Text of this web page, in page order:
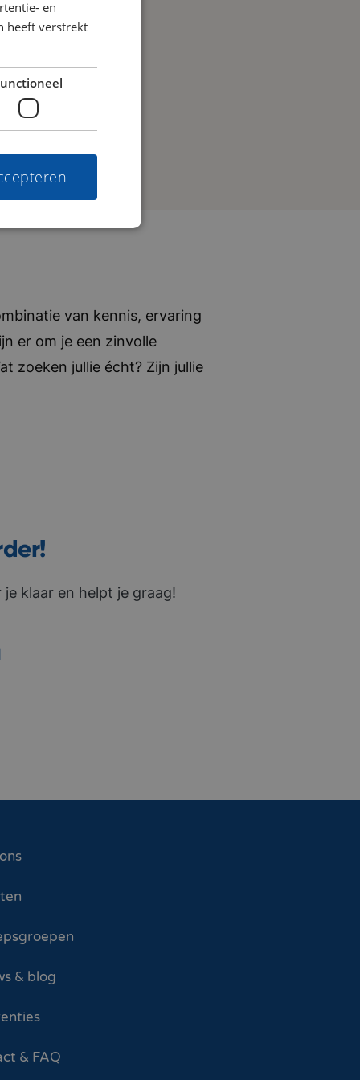
van kennis, ervaring
er om je een zinvolle
zoeken jullie écht? Zijn jullie
klaar en helpt je graag!
& blog
& FAQ
en
heeft verstrekt